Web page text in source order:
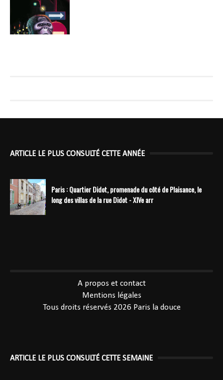
ARTICLE LE PLUS CONSULTÉ CETTE ANNÉE
Paris : Quartier Didot, promenade du côté de Plaisance, le
long des villas de la rue Didot - XIVe arr
A propos et contact
Mentions légales
Tous droits réservés 2026 Paris la douce
ARTICLE LE PLUS CONSULTÉ CETTE SEMAINE